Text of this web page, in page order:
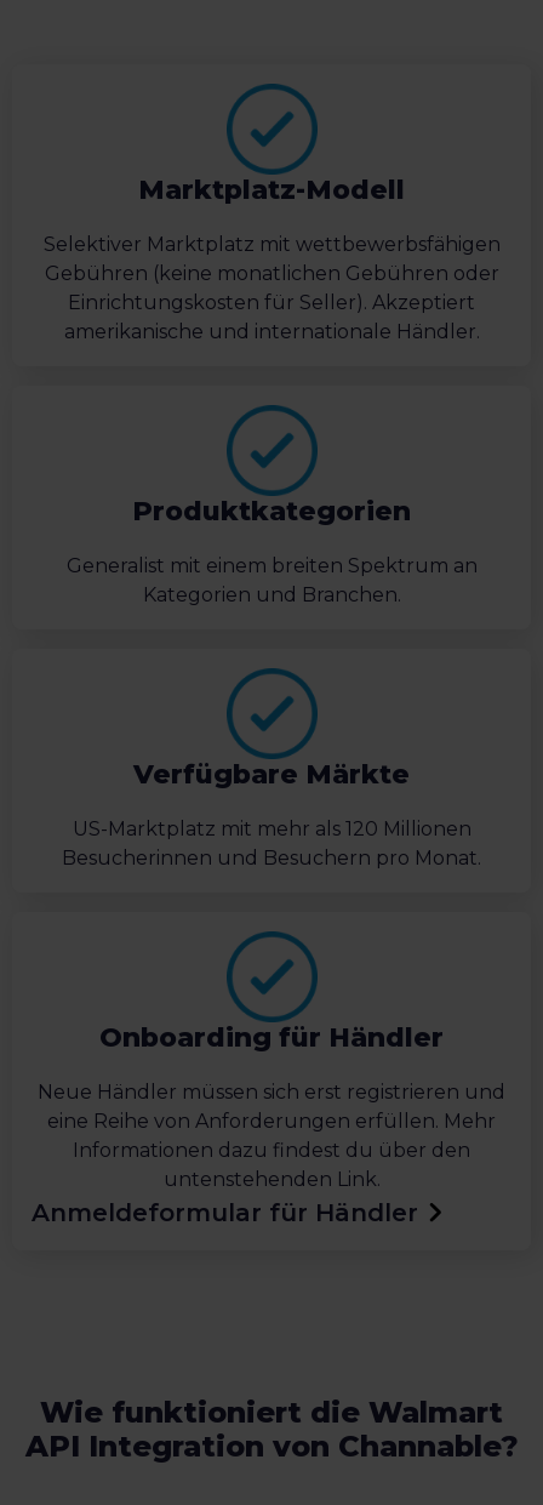
Marktplatz-Modell
Selektiver Marktplatz mit wettbewerbsfähigen
Gebühren (keine monatlichen Gebühren oder
Einrichtungskosten für Seller). Akzeptiert
amerikanische und internationale Händler.
Produktkategorien
Generalist mit einem breiten Spektrum an
Kategorien und Branchen.
Verfügbare Märkte
US-Marktplatz mit mehr als 120 Millionen
Besucherinnen und Besuchern pro Monat.
Onboarding für Händler
Neue Händler müssen sich erst registrieren und
eine Reihe von Anforderungen erfüllen. Mehr
Informationen dazu findest du über den
untenstehenden Link.
Anmeldeformular für Händler
Wie funktioniert die Walmart
API Integration von Channable?